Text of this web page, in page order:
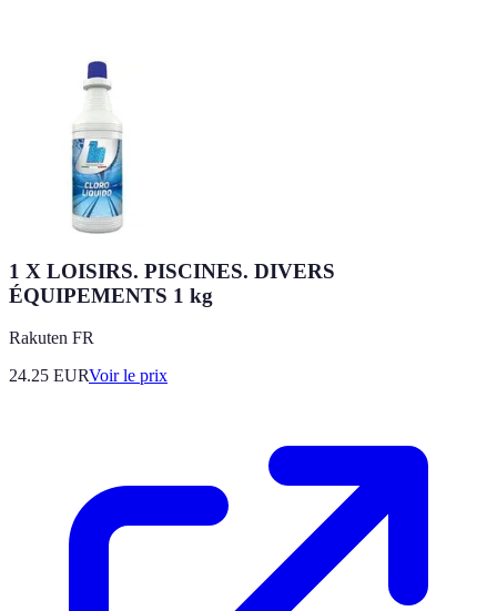
1 X LOISIRS. PISCINES. DIVERS
ÉQUIPEMENTS 1 kg
Rakuten FR
24.25 EURVoir le prix